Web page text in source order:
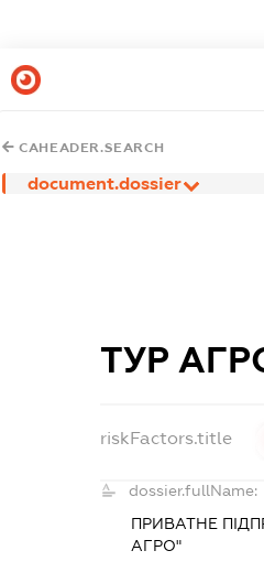
CAHEADER.SEARCH
document.dossier
ТУР
riskFactors.title
dossier.fullName:
ПРИВАТНЕ
АГРО"